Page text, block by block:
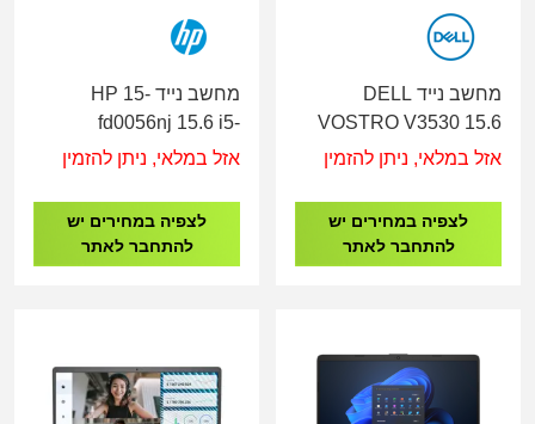
מחשב נייד DELL
VOSTRO V3530 15.6
FHD/I7-
XE/4C/DOS/3YOS
אזל במלאי, ניתן להזמין
לצפיה במחירים יש
להתחבר לאתר
מחשב נייד HP 15-
fd0056nj 15.6 i5-
1334U/16GB /512GB
אזל במלאי, ניתן להזמין
לצפיה במחירים יש
להתחבר לאתר